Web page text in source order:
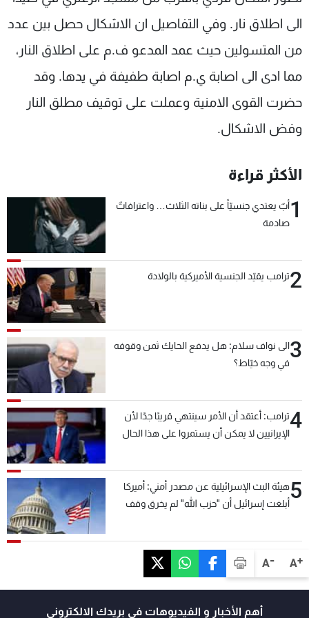
A+
A-
الى اطلاق نار. وفي التفاصيل ان الاشكال حصل بين عدد
من المتسولين حيث عمد المدعو ف.م على اطلاق النار،
مما ادى الى اصابة ي.م اصابة طفيفة في يدها. وقد
حضرت القوى الامنية وعملت على توقيف مطلق النار
وفض الاشكال.
الأكثر قراءة
1أبٌ يعتدي جنسيّاً على بناته الثلاث… واعترافاتٌ
صادمة
2ترامب يقيّد الجنسية الأميركية بالولادة
3الى نواف سلام: هل يدفع الحايك ثمن وقوفه
في وجه خيّاط؟
4ترامب: أعتقد أن الأمر سينتهي قريبًا جدًا لأن
الإيرانيين لا يمكن أن يستمروا على هذا الحال
5هيئة البث الإسرائيلية عن مصدر أمني: أميركا
أبلغت إسرائيل أن "حزب الله" لم يخرق وقف
أهم الأخبار و الفيديوهات في بريدك الالكتروني
شاهد البرامج
الترددات
عن MTV
لاعلاناتكم
وظائف
شروط الإسـتخدام